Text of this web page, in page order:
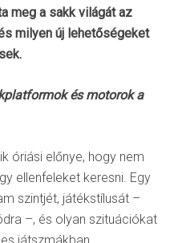
meg a sakk világát az
milyen új lehetőségeket
és motorok a
óriási előnye, hogy nem
ellenfeleket keresni. Egy
szintjét, játékstílusát –
–, és olyan szituációkat